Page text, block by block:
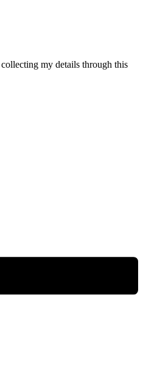
my details through this